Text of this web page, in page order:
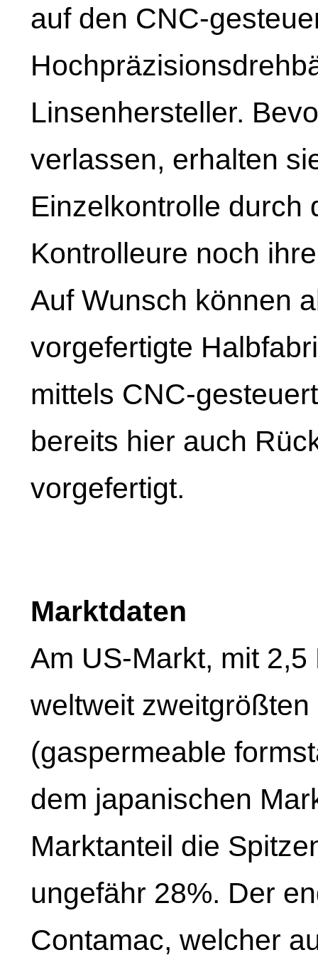
auf den CNC-
Linsenhersteller.
verlassen, erhalten
Einzelkontrolle durch
Kontrolleure noch
Auf Wunsch können
vorgefertigte
mittels CNC-
bereits hier auch
vorgefertigt.
Marktdaten
Am US-Markt, mit
weltweit
(gaspermeable
dem japanischen
Marktanteil die
ungefähr 28%. Der
Contamac, welcher